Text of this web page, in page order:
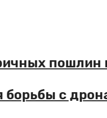
пошлин
борьбы с